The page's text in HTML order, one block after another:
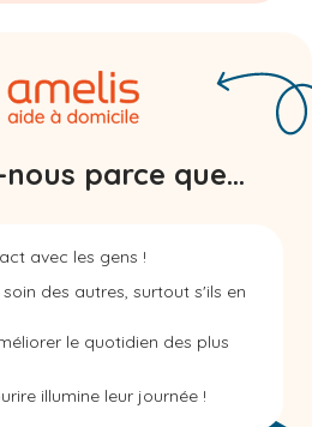
parce que...
avec les gens !
des autres, surtout s'ils en
le quotidien des plus
illumine leur journée !